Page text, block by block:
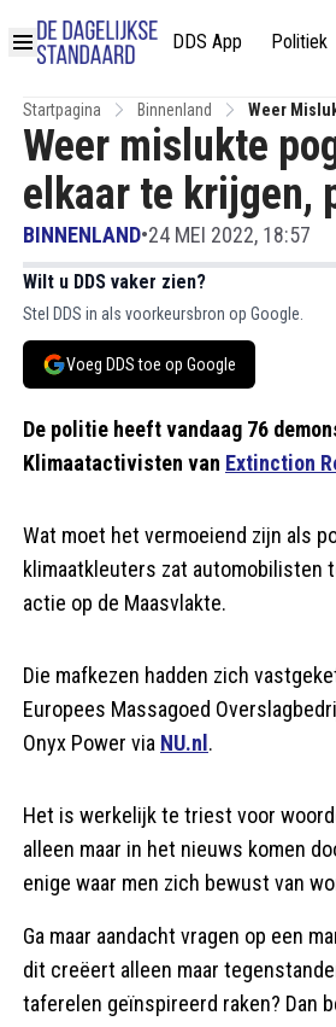
DDS App Politiek
Startpagina Binnenland Weer
Weer mislukte
elkaar te krijgen,
BINNENLAND•24 MEI 2022, 18:57
Wilt u DDS vaker zien?
Stel DDS in als voorkeursbron op Google.
Voeg DDS toe op Google
De politie heeft vandaag 76
Klimaatactivisten van Extinction
Wat moet het vermoeiend zijn als
klimaatkleuters zat automobilisten
actie op de Maasvlakte.
Die mafkezen hadden zich
Europees Massagoed
Onyx Power via NU.nl .
Het is werkelijk te triest voor
alleen maar in het nieuws komen
enige waar men zich bewust van
Ga maar aandacht vragen op een
dit creëert alleen maar
taferelen geïnspireerd raken? Dan